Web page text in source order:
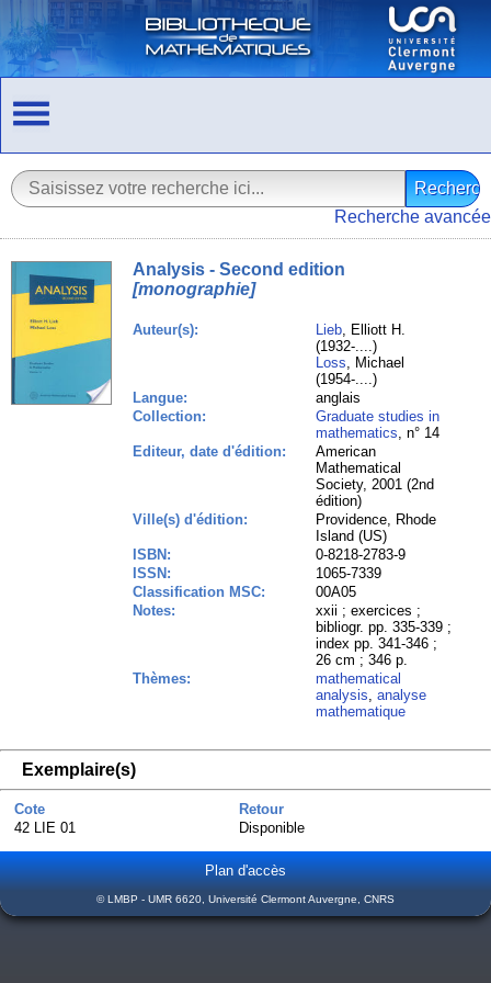
Recherche avancée
Analysis - Second edition
[monographie]
Auteur(s): Lieb, Elliott H.
(1932-....)
Loss, Michael
(1954-....)
Langue:
anglais
Collection:
Graduate studies in
mathematics, n° 14
Editeur, date d'édition:
American
Mathematical
Society, 2001 (2nd
édition)
Ville(s) d'édition:
Providence, Rhode
Island (US)
ISBN:
0-8218-2783-9
ISSN:
1065-7339
Classification MSC:
00A05
Notes:
xxii ; exercices ;
bibliogr. pp. 335-339 ;
index pp. 341-346 ;
26 cm ; 346 p.
Thèmes:
mathematical
analysis,analyse
mathematique
Exemplaire(s)
Cote
Retour
42 LIE 01
Disponible
Plan d'accès
© LMBP - UMR 6620, Université Clermont Auvergne, CNRS